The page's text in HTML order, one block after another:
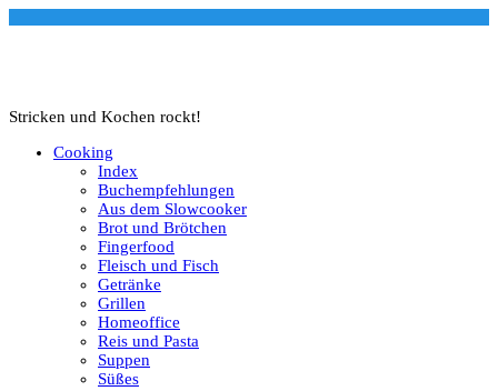
Stricken und Kochen rockt!
Cooking
Index
Buchempfehlungen
Aus dem Slowcooker
Brot und Brötchen
Fingerfood
Fleisch und Fisch
Getränke
Grillen
Homeoffice
Reis und Pasta
Suppen
Süßes